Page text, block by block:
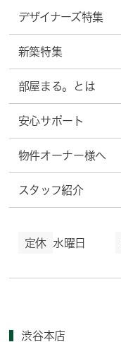
デザイナーズ特集
新築特集
部屋まる。とは
安心サポート
物件オーナー様へ
スタッフ紹介
定休 水曜日
渋谷本店